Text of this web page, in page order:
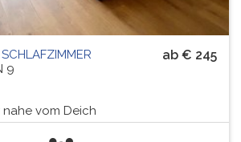
ab € 245
9
nahe vom Deich